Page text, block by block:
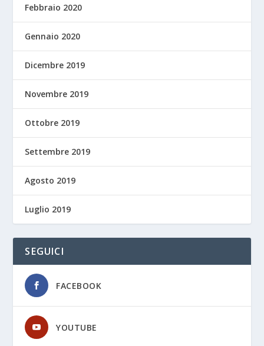
Febbraio 2020
Gennaio 2020
Dicembre 2019
Novembre 2019
Ottobre 2019
Settembre 2019
Agosto 2019
Luglio 2019
SEGUICI
FACEBOOK
YOUTUBE